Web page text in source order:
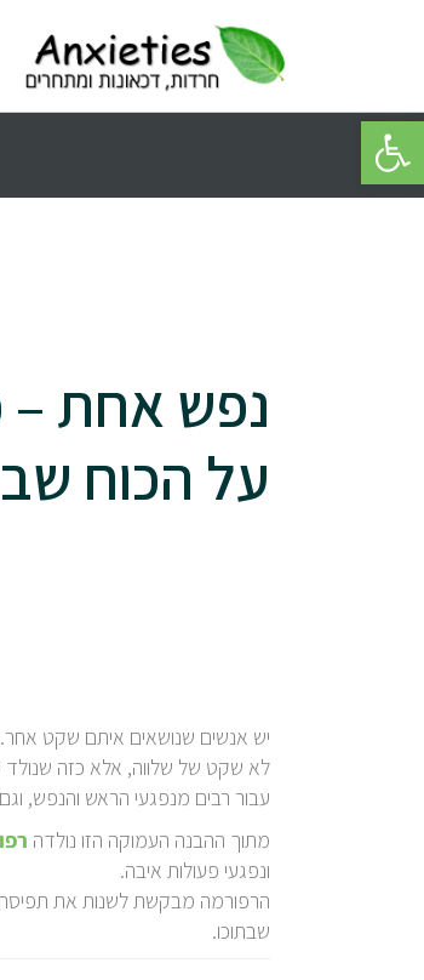
פתח סרגל נגישות
נפש אחת –
על הכוח
יש אנשים שנושאים איתם שקט אחר.
לא שקט של שלווה, אלא כזה
עבור רבים מנפגעי הראש והנפש,
מתוך ההבנה העמוקה הזו נולדה
ונפגעי פעולות איבה.
הרפורמה מבקשת לשנות את תפיסת
שבתוכו.